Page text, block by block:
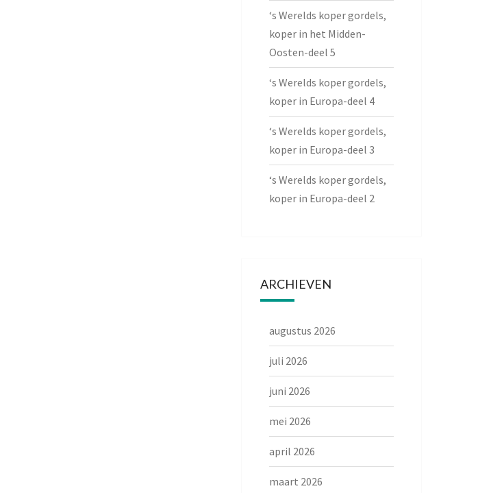
‘s Werelds koper gordels,
koper in het Midden-
Oosten-deel 5
‘s Werelds koper gordels,
koper in Europa-deel 4
‘s Werelds koper gordels,
koper in Europa-deel 3
‘s Werelds koper gordels,
koper in Europa-deel 2
ARCHIEVEN
augustus 2026
juli 2026
juni 2026
mei 2026
april 2026
maart 2026